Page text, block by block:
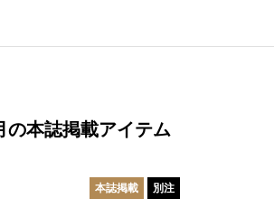
の本誌掲載アイテム
本誌掲載 別注